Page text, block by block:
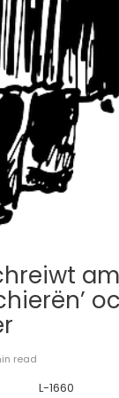
am
read
L-1660